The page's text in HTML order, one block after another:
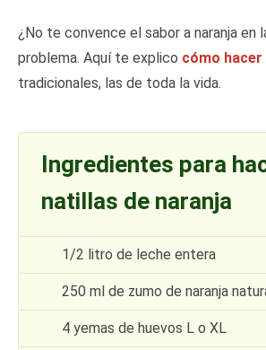
¿No te convence el sabor a naranja en
problema. Aquí te explico cómo
tradicionales, las de toda la vida.
Ingredientes para
natillas de naranja
1/2 litro de leche entera
250 ml de zumo de naranja
4 yemas de huevos L o XL